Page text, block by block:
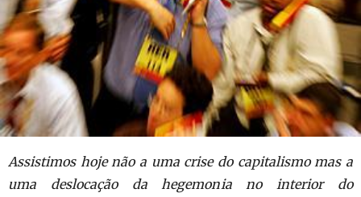
Assistimos hoje não a uma crise do capitalismo mas a
uma deslocação da hegemonia no interior do